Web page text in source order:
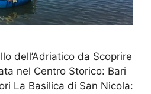
dell’Adriatico da Scoprire
nel Centro Storico: Bari
La Basilica di San Nicola: